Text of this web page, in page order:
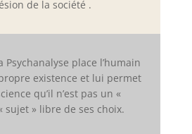
de la société .
Psychanalyse place l’humain
existence et lui permet
qu’il n’est pas un «
sujet » libre de ses choix.